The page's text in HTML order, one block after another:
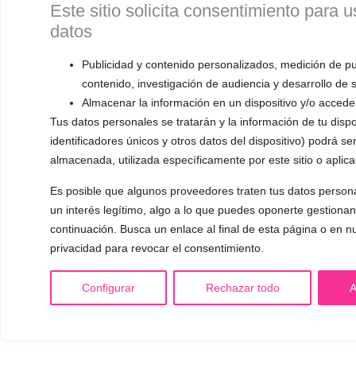
Este sitio solicita consentimiento para
datos
Publicidad y contenido personalizados, medición de
contenido, investigación de audiencia y desarrollo de
Almacenar la información en un dispositivo y/o
Tus datos personales se tratarán y la información de tu
identificadores únicos y otros datos del dispositivo) podrá
almacenada, utilizada específicamente por este sitio o
Es posible que algunos proveedores traten tus datos
un interés legítimo, algo a lo que puedes oponerte
continuación. Busca un enlace al final de esta página o en
privacidad para revocar el consentimiento.
Configurar Rechazar todo